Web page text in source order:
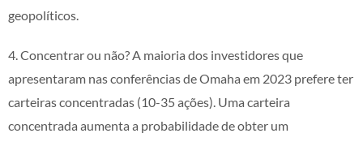
geopolíticos.
4. Concentrar ou não? A maioria dos investidores que
apresentaram nas conferências de Omaha em 2023 prefere ter
carteiras concentradas (10-35 ações). Uma carteira
concentrada aumenta a probabilidade de obter um